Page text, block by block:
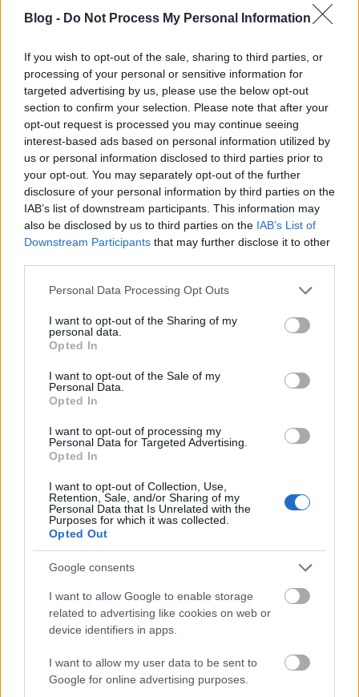
Blog - Do Not Process My Personal Information
If you wish to opt-out of the sale, sharing to third parties, or
processing of your personal or sensitive information for
targeted advertising by us, please use the below opt-out
section to confirm your selection. Please note that after your
opt-out request is processed you may continue seeing
interest-based ads based on personal information utilized by
us or personal information disclosed to third parties prior to
your opt-out. You may separately opt-out of the further
disclosure of your personal information by third parties on the
IAB’s list of downstream participants. This information may
also be disclosed by us to third parties on the IAB’s List of
Downstream Participants that may further disclose it to other
Please note that this website/app uses one or more Google
not limited to your visit or usage behaviour. You may click to
grant or deny consent to Google and its third-party tags to
use your data for below specified purposes in below Google
consent section.
Personal Data Processing Opt Outs
I want to opt-out of the Sharing of my
personal data.
Opted In
I want to opt-out of the Sale of my
Personal Data.
Opted In
I want to opt-out of processing my
Personal Data for Targeted Advertising.
Opted In
I want to opt-out of Collection, Use,
Retention, Sale, and/or Sharing of my
Personal Data that Is Unrelated with the
Purposes for which it was collected.
Opted Out
Google consents
I want to allow Google to enable storage
related to advertising like cookies on web or
device identifiers in apps.
I want to allow my user data to be sent to
Google for online advertising purposes.
A lovasíjász (2016)
Kritika)
Hogyne, még a szent ünnepek alatt is a mocskos,
kapitalista nyugatnak a "filmjeit" nézzük, szépen
vagyunk...magyar emberek vagyunk, magyar
anyaföldön ünnepeljük a szeretet ünnepét, a Kárpát-
medence és Európa szívében kutyakötelességünk,
hazafiak készítettek igazi magyar hazafiaknak
magyar hazafiakról. Minden nagy embernek vannak
mi találtunk fel, akkor ne köpjük szembe magunkat
azzal, hogy valami szánalmas betörős, télapós, zöld
jelmezes "vígjátékot" nézünk e szent ünnep alatt is. A
magyar családok magyar nappalijában magyar
filmeket kéretik nézni! (Márk alias Power)